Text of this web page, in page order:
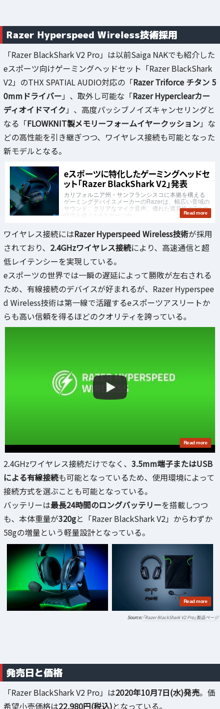
Razer Hyperspeed Wireless技術採用
「Razer BlackShark V2 Pro」は以前Saiga NAKでも紹介した
eスポーツ向けゲーミングヘッドセット「Razer BlackShark
V2」のTHX SPATIAL AUDIO対応の「Razer Triforce チタン 5
0mmドライバー 」、取外し可能な「Razer Hyperclearカー
ディオイドマイク 」、高度パッシブノイズキャンセリングと
なる「FLOWKNIT製メモリーフォームイヤークッション」な
どの高性能を引き継ぎつつ、ワイヤレス接続も可能となった
新モデルとなる。
ワイヤレス接続にはRazer Hyperspeed Wireless技術が採用
されており、 2.4GHzワイヤレス接続により、高速通信と超
低レイテンシーを実現している。
eスポーツの世界では一瞬の遅延によって勝敗が左右される
ため、有線接続のデバイスが好まれるが、Razer Hyperspee
d Wireless技術は第一線で活躍するeスポーツアスリートか
らも高い信頼を得るほどのクオリティを誇っている。
2.4GHzワイヤレス接続だけでなく、 3.5mm端子またはUSB
による有線接続も可能となっているため、使用環境によって
接続方式を選ぶことも可能となっている。
バッテリーは最長24時間のロングバッテリーを搭載しつつ
も、本体重量が320gと「Razer BlackShark V2」からわずか
58gの増量という軽量設計となっている。
「Razer BlackShark V2 Pro」製品ページ
発売日と価格
「Razer BlackShark V2 Pro」は2020年10月7日(水)発売。価
希望小売価格は22,980円(税込)となっている。